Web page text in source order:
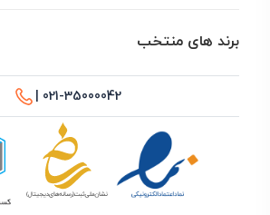
برند های منتخب
021-35000042 |